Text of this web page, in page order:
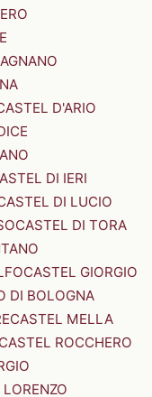
D'ARIO
DI IERI
DI LUCIO
CASTEL DI TORA
CASTEL GIORGIO
DI BOLOGNA
CASTEL MELLA
CASTEL ROCCHERO